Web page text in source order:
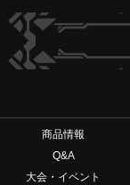
ヴァンガードch
商品情報
Q&A
大会・イベント